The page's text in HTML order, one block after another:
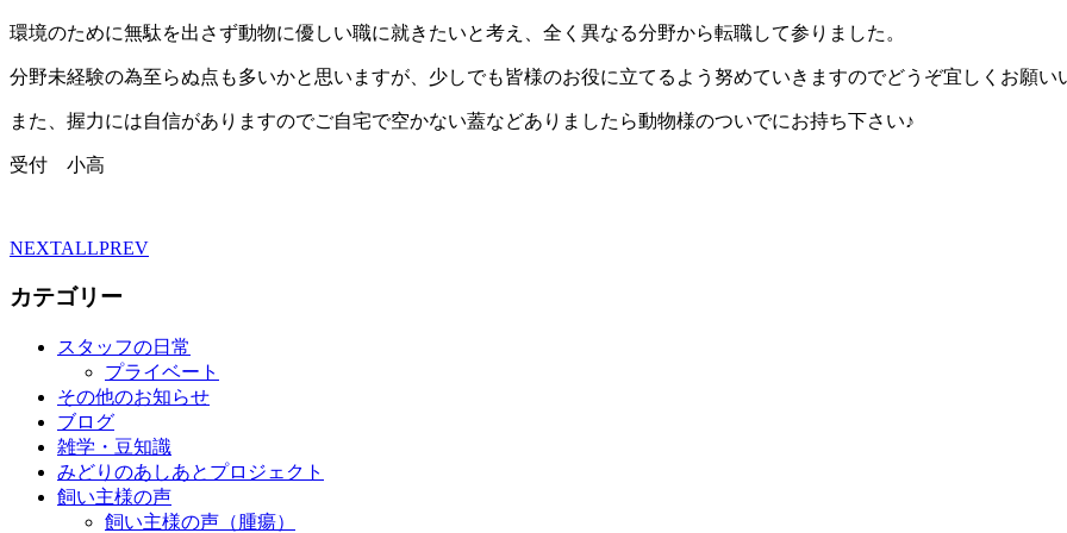
環境のために無駄を出さず動物に優しい職に就きたいと考え、全く異なる分野から転職して参りました。
分野未経験の為至らぬ点も多いかと思いますが、少しでも皆様のお役に立てるよう努めていきますのでどうぞ宜しくお願い
また、握力には自信がありますのでご自宅で空かない蓋などありましたら動物様のついでにお持ち下さい♪
受付 小高
NEXTALLPREV
カテゴリー
スタッフの日常
プライベート
その他のお知らせ
ブログ
雑学・豆知識
みどりのあしあとプロジェクト
飼い主様の声
飼い主様の声（腫瘍）